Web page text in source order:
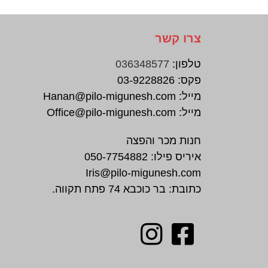
צרו קשר
טלפון: 036348577
פקס: 03-9228826
מייל: Hanan@pilo-migunesh.com
מייל: Office@pilo-migunesh.com
חנות מכר והפצה
איריס פילו: 050-7754882
Iris@pilo-migunesh.com
כתובת: בר כוכבא 74 פתח תקווה.